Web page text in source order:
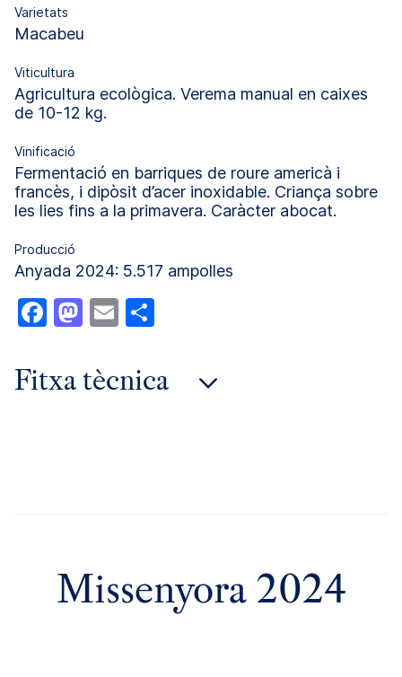
Varietats
Macabeu
Viticultura
Agricultura ecològica. Verema manual en caixes
de 10-12 kg.
Vinificació
Fermentació en barriques de roure americà i
francès, i dipòsit d’acer inoxidable. Criança sobre
les lies fins a la primavera. Caràcter abocat.
Producció
Anyada 2024: 5.517 ampolles
Facebook
Mastodon
Email
Fitxa tècnica
anyada 2018
anyada 2017
Missenyora 2024